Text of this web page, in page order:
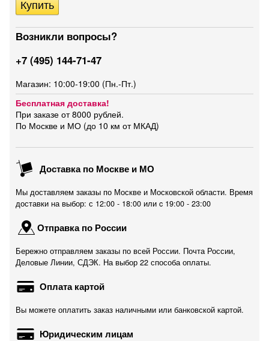
Возникли вопросы?
+7 (495) 144-71-47
Магазин: 10:00-19:00 (Пн.-Пт.)
Бесплатная доставка!
При заказе от 8000 рублей.
По Москве и МО (до 10 км от МКАД)
Доставка по Москве и МО
Мы доставляем заказы по Москве и Московской области. Время
доставки на выбор: с 12:00 - 18:00 или c 19:00 - 23:00
Отправка по России
Бережно отправляем заказы по всей России. Почта России,
Деловые Линии, СДЭК. На выбор 22 способа оплаты.
Оплата картой
Вы можете оплатить заказ наличными или банковской картой.
Юридическим лицам